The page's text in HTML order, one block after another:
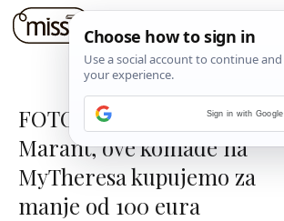
FOTO: Od Gannija do Isabel
Marant, ove komade na
MyTheresa kupujemo za
manje od 100 eura
Sign in with Google